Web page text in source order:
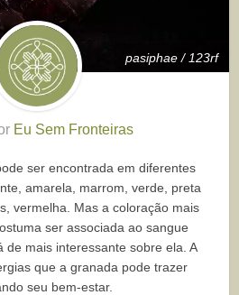
pasiphae / 123rf
Eu Sem Fronteiras
ser encontrada em diferentes
amarela, marrom, verde, preta
vermelha. Mas a coloração mais
ser associada ao sangue
de mais interessante sobre ela. A
que a granada pode trazer
seu bem-estar.